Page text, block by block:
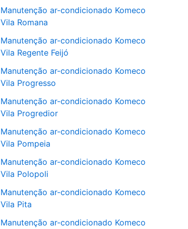
Manutenção ar-condicionado Komeco
Vila Romana
Manutenção ar-condicionado Komeco
Vila Regente Feijó
Manutenção ar-condicionado Komeco
Vila Progresso
Manutenção ar-condicionado Komeco
Vila Progredior
Manutenção ar-condicionado Komeco
Vila Pompeia
Manutenção ar-condicionado Komeco
Vila Polopoli
Manutenção ar-condicionado Komeco
Vila Pita
Manutenção ar-condicionado Komeco